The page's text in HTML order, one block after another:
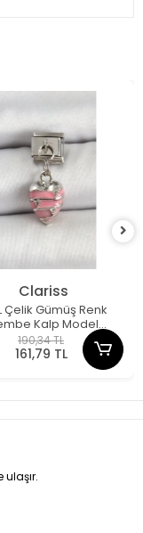
Clariss
Çelik Gümüş Renk
Kalp Model
Charm
190,34 TL
161,79 TL
ulaşır.